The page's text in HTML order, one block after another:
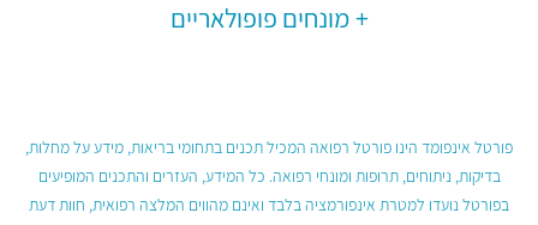
מונחים פופולאריים
פורטל אינפומד הינו פורטל רפואה המכיל תכנים בתחומי בריאות, מידע על מחלות,
בדיקות, ניתוחים, תרופות ומונחי רפואה. כל המידע, העזרים והתכנים המופיעים
בפורטל נועדו למטרת אינפורמציה בלבד ואינם מהווים המלצה רפואית, חוות דעת